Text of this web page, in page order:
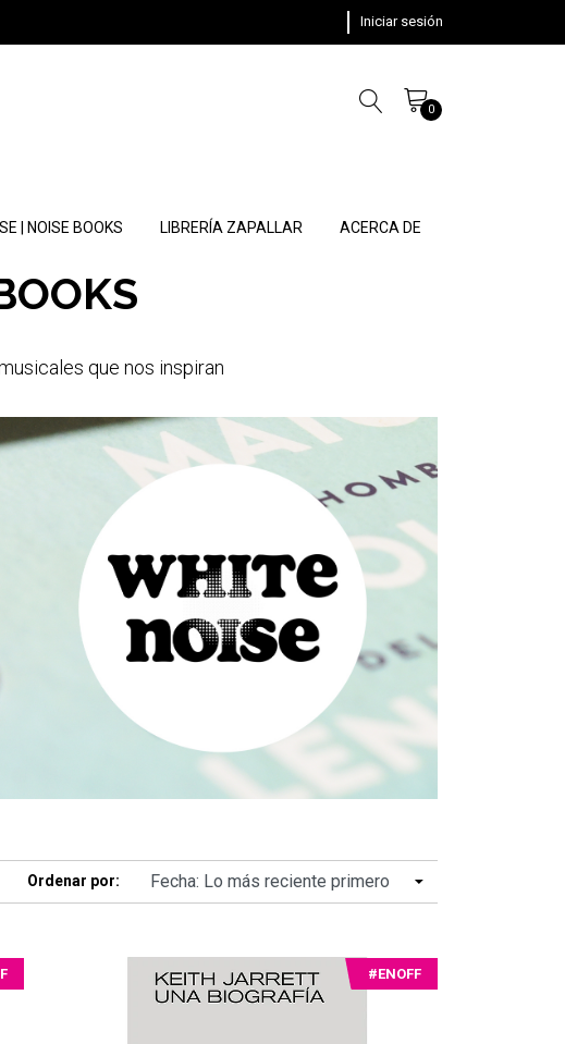
Iniciar sesión
0
| NOISE BOOKS LIBRERÍA ZAPALLAR ACERCA DE
que nos inspiran
Ordenar por:
#ENOFF